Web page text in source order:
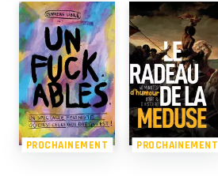
PROCHAINEMENT PROCHAINEMENT